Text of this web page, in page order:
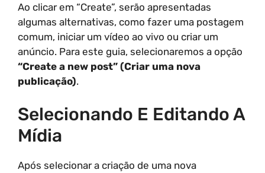
Ao clicar em “Create”, serão apresentadas
algumas alternativas, como fazer uma postagem
comum, iniciar um vídeo ao vivo ou criar um
anúncio. Para este guia, selecionaremos a opção
“Create a new post” (Criar uma nova
publicação).
Selecionando E Editando A
Mídia
Após selecionar a criação de uma nova